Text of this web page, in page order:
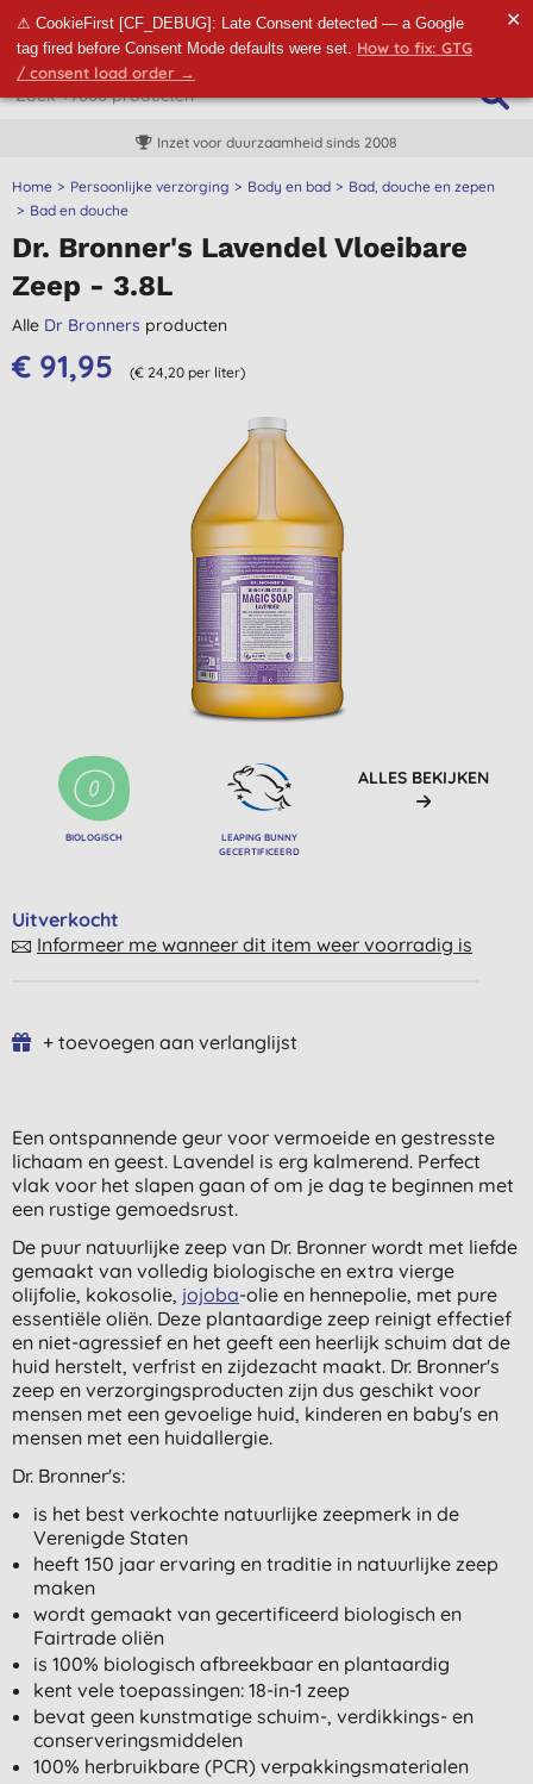
⚠ CookieFirst [CF_DEBUG]: Late Consent detected — a Google
tag fired before Consent Mode defaults were set. How to fix: GTG
/ consent load order →
✕
Inzet voor duurzaamheid sinds 2008
Home Persoonlijke verzorging Body en bad
Bad, douche en zepen
Bad en douche
Dr. Bronner's Lavendel Vloeibare
Zeep - 3.8L
Alle Dr Bronners producten
€ 91,95 (€ 24,20 per liter)
BIOLOGISCH
LEAPING BUNNY
GECERTIFICEERD
ALLES BEKIJKEN
Uitverkocht
Informeer me wanneer dit item weer voorradig is
+ toevoegen aan verlanglijst
Een ontspannende geur voor vermoeide en gestresste
lichaam en geest. Lavendel is erg kalmerend. Perfect
vlak voor het slapen gaan of om je dag te beginnen met
een rustige gemoedsrust.
De puur natuurlijke zeep van Dr. Bronner wordt met liefde
gemaakt van volledig biologische en extra vierge
olijfolie, kokosolie, jojoba-olie en hennepolie, met pure
essentiële oliën. Deze plantaardige zeep reinigt effectief
en niet-agressief en het geeft een heerlijk schuim dat de
huid herstelt, verfrist en zijdezacht maakt. Dr. Bronner's
zeep en verzorgingsproducten zijn dus geschikt voor
mensen met een gevoelige huid, kinderen en baby's en
mensen met een huidallergie.
Dr. Bronner's:
is het best verkochte natuurlijke zeepmerk in de
Verenigde Staten
heeft 150 jaar ervaring en traditie in natuurlijke zeep
maken
wordt gemaakt van gecertificeerd biologisch en
Fairtrade oliën
is 100% biologisch afbreekbaar en plantaardig
kent vele toepassingen: 18-in-1 zeep
bevat geen kunstmatige schuim-, verdikkings- en
conserveringsmiddelen
100% herbruikbare (PCR) verpakkingsmaterialen